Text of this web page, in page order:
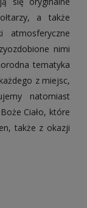
a także
atmosferyczne
nimi
tematyka
z miejsc,
natomiast
Ciało, które
także z okazji